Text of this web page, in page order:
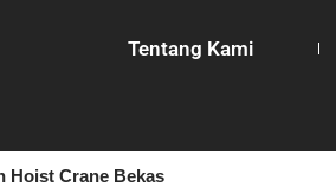
Tentang Kami
Hoist Crane Bekas